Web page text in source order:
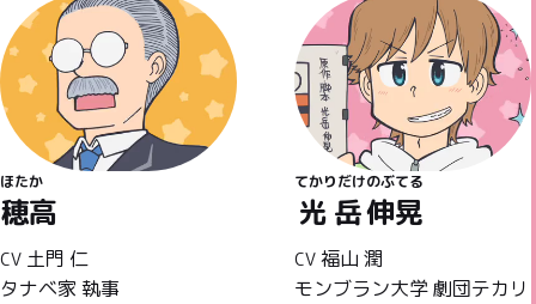
穂高
ほたか
CV 土門 仁
タナベ家 執事
光岳
てかりだけ
伸晃
のぶてる
CV 福山 潤
モンブラン大学 劇団テカリ